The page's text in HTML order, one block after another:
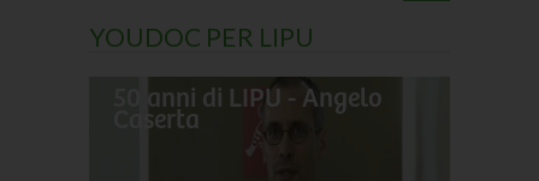
YOUDOC PER LIPU
50 anni di LIPU - Angelo
Caserta